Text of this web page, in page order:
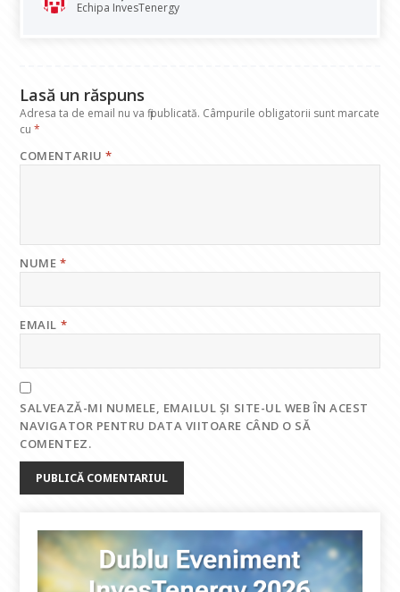
o A dI
Echipa InvesTenergy
Lasă un răspuns
Adresa ta de email nu va fi publicată. Câmpurile obligatorii sunt marcate
cu*
COMENTARIU*
NUME*
EMAIL *
SALVEAZĂ-MI NUMELE, EMAILUL ȘI SITE-UL WEB ÎN ACEST
NAVIGATOR PENTRU DATA VIITOARE CÂND O SĂ
COMENTEZ.